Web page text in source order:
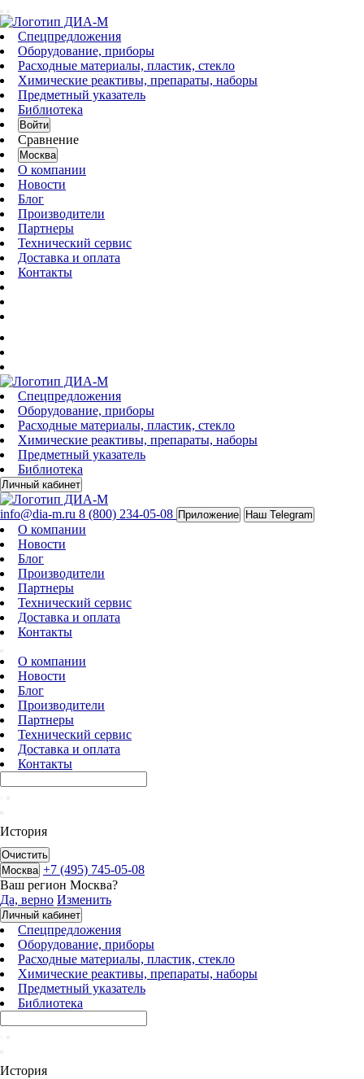
Спецпредложения
Оборудование, приборы
Расходные материалы, пластик, стекло
Химические реактивы, препараты, наборы
Предметный указатель
Библиотека
Войти
Сравнение
Москва
О компании
Новости
Блог
Производители
Партнеры
Технический сервис
Доставка и оплата
Контакты
Спецпредложения
Оборудование, приборы
Расходные материалы, пластик, стекло
Химические реактивы, препараты, наборы
Предметный указатель
Библиотека
Личный кабинет
info@dia-m.ru 8 (800) 234-05-08 Приложение Наш Telegram
О компании
Новости
Блог
Производители
Партнеры
Технический сервис
Доставка и оплата
Контакты
О компании
Новости
Блог
Производители
Партнеры
Технический сервис
Доставка и оплата
Контакты
История
Очистить
Москва +7 (495) 745-05-08
Ваш регион Москва?
Да, верно Изменить
Личный кабинет
Спецпредложения
Оборудование, приборы
Расходные материалы, пластик, стекло
Химические реактивы, препараты, наборы
Предметный указатель
Библиотека
История